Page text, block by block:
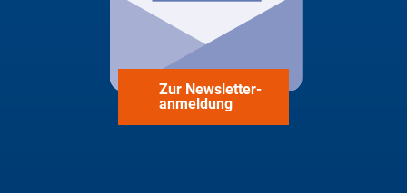
Zur Newsletter-
anmeldung